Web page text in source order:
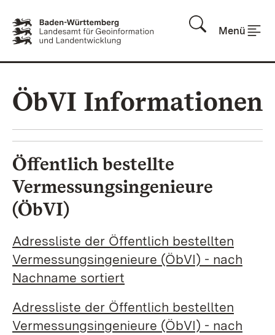
Menü
ÖbVI Informationen
Öffentlich bestellte
Vermessungsingenieure
(ÖbVI)
Adressliste der Öffentlich bestellten
Vermessungsingenieure (ÖbVI) - nach
Nachname sortiert
Adressliste der Öffentlich bestellten
Vermessungsingenieure (ÖbVI) - nach